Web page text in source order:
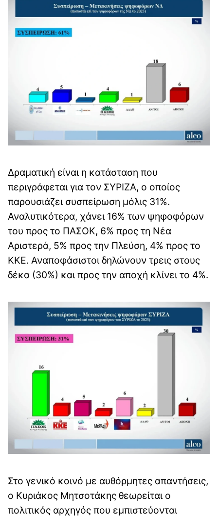
Δραματική είναι η κατάσταση που
περιγράφεται για τον ΣΥΡΙΖΑ, ο οποίος
παρουσιάζει συσπείρωση μόλις 31%.
Αναλυτικότερα, χάνει 16% των ψηφοφόρων
του προς το ΠΑΣΟΚ, 6% προς τη Νέα
Αριστερά, 5% προς την Πλεύση, 4% προς το
ΚΚΕ. Αναποφάσιστοι δηλώνουν τρεις στους
δέκα (30%) και προς την αποχή κλίνει το 4%.
Στο γενικό κοινό με αυθόρμητες απαντήσεις,
o Κυριάκος Μητσοτάκης θεωρείται ο
πολιτικός αρχηγός που εμπιστεύονται